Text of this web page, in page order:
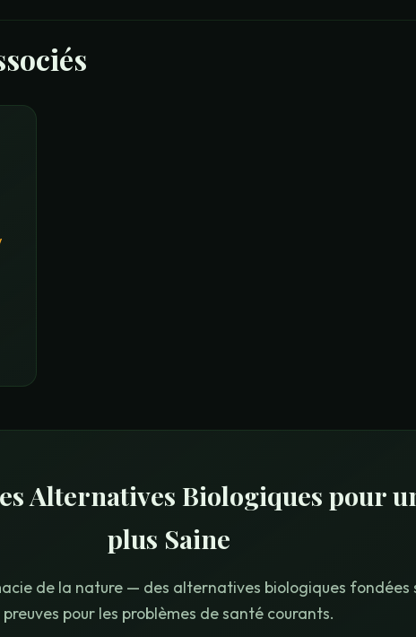
Alternatives Biologiques pour
plus Saine
de la nature — des alternatives biologiques fondées
preuves pour les problèmes de santé courants.